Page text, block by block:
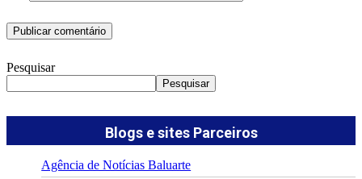
Pesquisar
Pesquisar
Blogs e sites Parceiros
Agência de Notícias Baluarte